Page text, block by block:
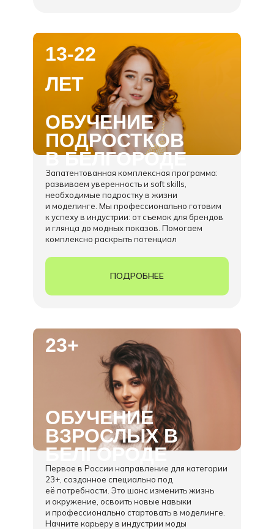
Запатентованная комплексная программа:
развиваем уверенность и soft skills,
необходимые подростку в жизни
и моделинге. Мы профессионально готовим
к успеху в индустрии: от съемок для брендов
и глянца до модных показов. Помогаем
комплексно раскрыть потенциал
ПОДРОБНЕЕ
Первое в России направление для категории
23+, созданное специально под
её потребности. Это шанс изменить жизнь
и окружение, освоить новые навыки
и профессионально стартовать в моделинге.
Начните карьеру в индустрии моды
ОБУЧЕНИЕ
ПОДРОСТКОВ
ВБЕЛГОРОДЕ
13-22
ЛЕТ
ОБУЧЕНИЕ
ВЗРОСЛЫХ В
БЕЛГОРОДЕ
23+